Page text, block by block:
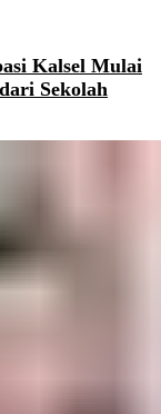
Kalsel Mulai
Sekolah